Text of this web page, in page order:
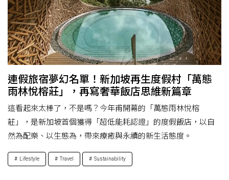
連假旅宿夢幻名單！新加坡再生度假村「萬態
雨林悅榕莊」，再寫奢華飯店思維新篇章
這看起來太棒了，不是嗎？今年甫開幕的「萬態雨林悅榕
莊」，是新加坡首個獲得「超低能耗認證」的度假飯店，以自
然為配樂、以生態為，帶來療癒與永續的新生活態度。
Lifestyle Travel Sustainability